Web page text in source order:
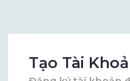
Tạo Tài